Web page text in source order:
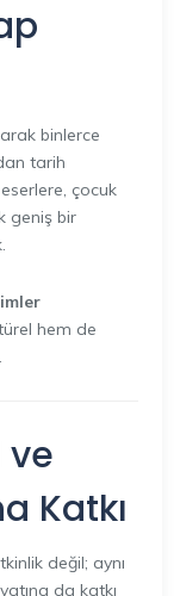
binlerce
tarih
çocuk
geniş bir
hem de
ve
Katkı
değil; aynı
da katkı